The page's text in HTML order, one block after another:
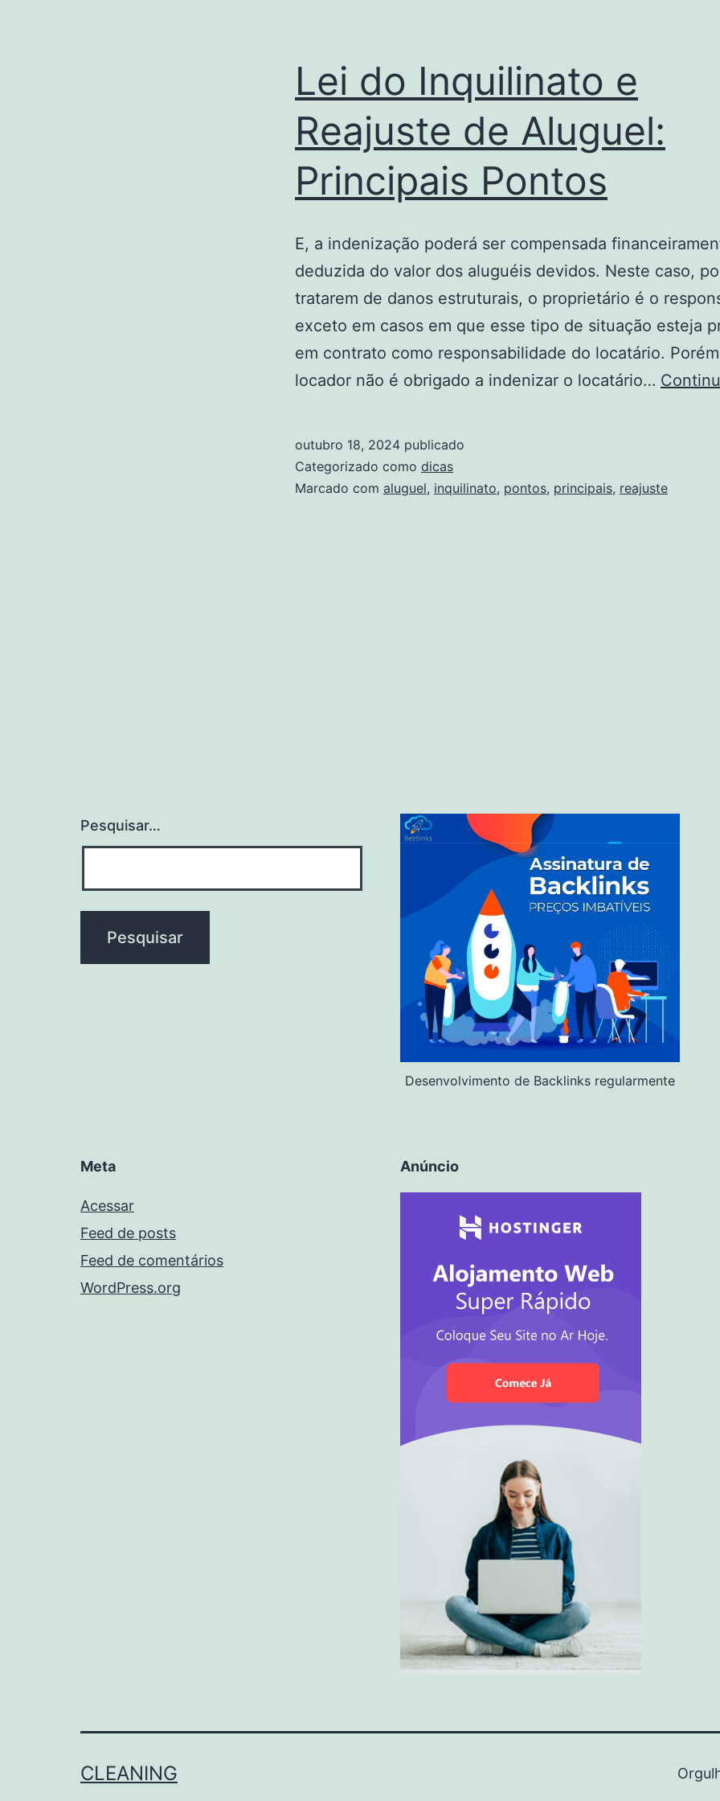
Lei do Inquilinato e
Reajuste de Aluguel:
Principais Pontos
E, a indenização poderá ser compensada
deduzida do valor dos aluguéis devidos. Neste caso,
tratarem de danos estruturais, o proprietário é o
exceto em casos em que esse tipo de situação esteja
em contrato como responsabilidade do locatário.
locador não é obrigado a indenizar o locatário…
outubro 18, 2024 publicado
Categorizado como dicas
Marcado com aluguel, inquilinato, pontos, principais, reajuste
Pesquisar…
Desenvolvimento de Backlinks regularmente
Meta
Acessar
Feed de posts
Feed de comentários
WordPress.org
Anúncio
CLEANING